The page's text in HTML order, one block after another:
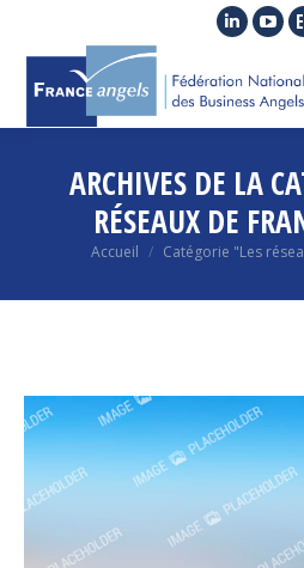
La
s'ouvre
une
fenêtre
La
ARCHIVES DE LA
RÉSEAUX DE
Vous êtes ici :
Accueil Catégorie "Les